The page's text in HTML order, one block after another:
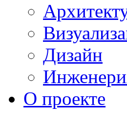
Дизайн
О проекте